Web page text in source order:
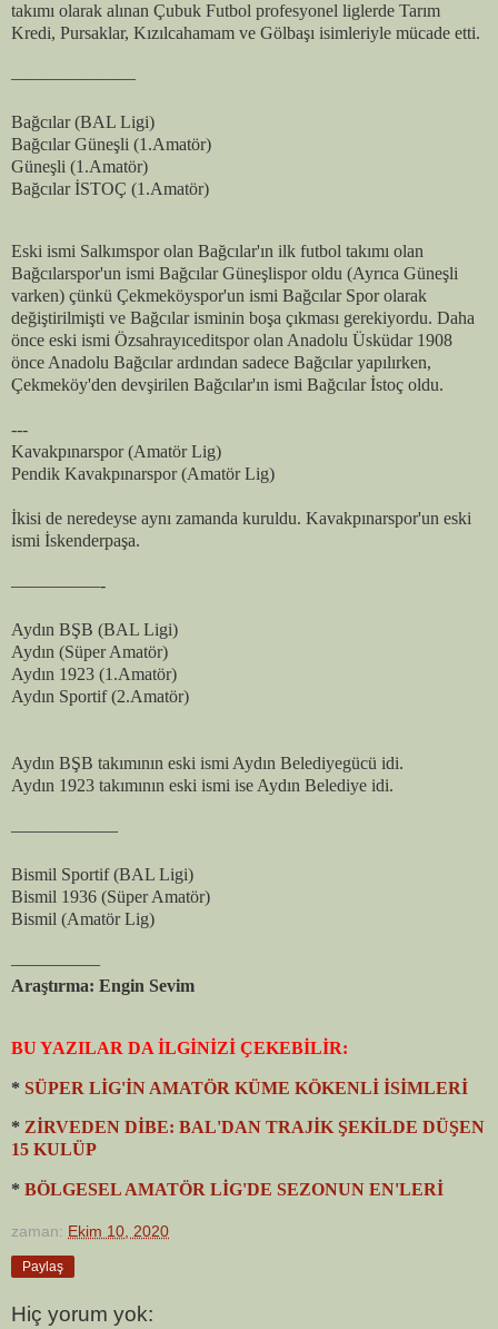
takımı olarak alınan Çubuk Futbol profesyonel liglerde Tarım
Kredi, Pursaklar, Kızılcahamam ve Gölbaşı isimleriyle mücade etti.
———————
Bağcılar (BAL Ligi)
Bağcılar Güneşli (1.Amatör)
Güneşli (1.Amatör)
Bağcılar İSTOÇ (1.Amatör)
Eski ismi Salkımspor olan Bağcılar'ın ilk futbol takımı olan
Bağcılarspor'un ismi Bağcılar Güneşlispor oldu (Ayrıca Güneşli
varken) çünkü Çekmeköyspor'un ismi Bağcılar Spor olarak
değiştirilmişti ve Bağcılar isminin boşa çıkması gerekiyordu. Daha
önce eski ismi Özsahrayıceditspor olan Anadolu Üsküdar 1908
önce Anadolu Bağcılar ardından sadece Bağcılar yapılırken,
Çekmeköy'den devşirilen Bağcılar'ın ismi Bağcılar İstoç oldu.
---
Kavakpınarspor (Amatör Lig)
Pendik Kavakpınarspor (Amatör Lig)
İkisi de neredeyse aynı zamanda kuruldu. Kavakpınarspor'un eski
ismi İskenderpaşa.
—————-
Aydın BŞB (BAL Ligi)
Aydın (Süper Amatör)
Aydın 1923 (1.Amatör)
Aydın Sportif (2.Amatör)
Aydın BŞB takımının eski ismi Aydın Belediyegücü idi.
Aydın 1923 takımının eski ismi ise Aydın Belediye idi.
——————
Bismil Sportif (BAL Ligi)
Bismil 1936 (Süper Amatör)
Bismil (Amatör Lig)
—————
Araştırma: Engin Sevim
BU YAZILAR DA İLGİNİZİ ÇEKEBİLİR:
* SÜPER LİG'İN AMATÖR KÜME KÖKENLİ İSİMLERİ
* ZİRVEDEN DİBE: BAL'DAN TRAJİK ŞEKİLDE DÜŞEN
15 KULÜP
* BÖLGESEL AMATÖR LİG'DE SEZONUN EN'LERİ
zaman: Ekim 10, 2020
Paylaş
Hiç yorum yok: